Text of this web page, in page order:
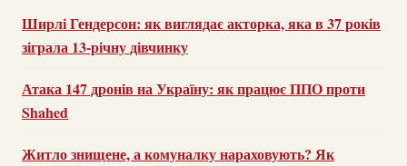
Ширлі Гендерсон: як виглядає акторка, яка в 37 років
зіграла 13-річну дівчинку
Атака 147 дронів на Україну: як працює ППО проти
Shahed
Житло знищене, а комуналку нараховують? Як